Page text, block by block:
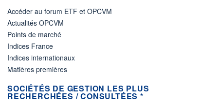
Accéder au forum ETF et OPCVM
Actualités OPCVM
Points de marché
Indices France
Indices internationaux
Matières premières
SOCIÉTÉS DE GESTION LES PLUS
RECHERCHÉES / CONSULTÉES *